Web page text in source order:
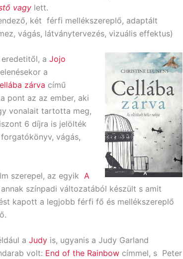
vagy lett.
két férfi mellékszereplő, adaptált
vágás, látványtervezés, vizuális effektus)
a Jojo
a
​zárva című
pont az az ember, aki
vonalait tartotta meg,
6 díjra is jelölték
vágás,
szerepel, az egyik A
színpadi változatából készült s amit
kapott a legjobb férfi fő és mellékszereplő
a Judy is, ugyanis a Judy Garland
volt: End of the Rainbow címmel, s Peter